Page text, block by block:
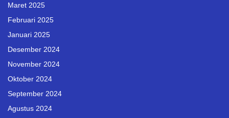
Maret 2025
Februari 2025
Januari 2025
Desember 2024
November 2024
Oktober 2024
September 2024
Agustus 2024